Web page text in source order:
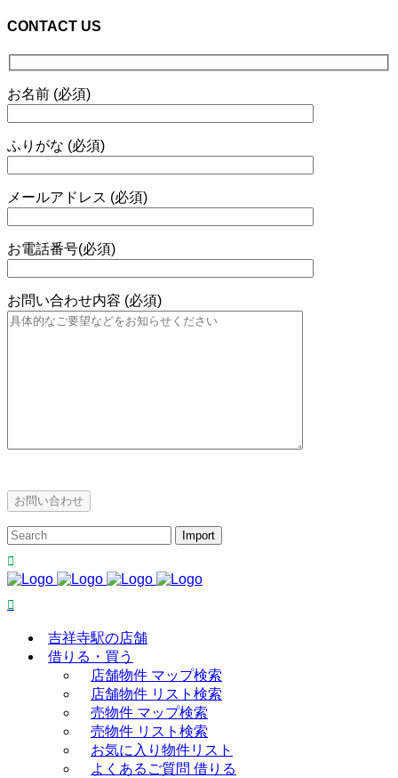
CONTACT US
お名前 (必須)
ふりがな (必須)
メールアドレス (必須)
お電話番号(必須)
お問い合わせ内容 (必須)
吉祥寺駅の店舗
借りる・買う
店舗物件 マップ検索
店舗物件 リスト検索
売物件 マップ検索
売物件 リスト検索
お気に入り物件リスト
よくあるご質問 借りる